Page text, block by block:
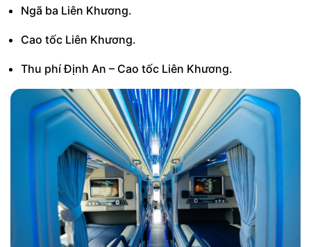
Ngã ba Liên Khương.
Cao tốc Liên Khương.
Thu phí Định An – Cao tốc Liên Khương.